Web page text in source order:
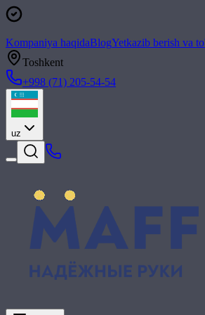
Kompaniya haqidaBlogYetkazib berish va
Toshkent
+998 (71) 205-54-54
uz